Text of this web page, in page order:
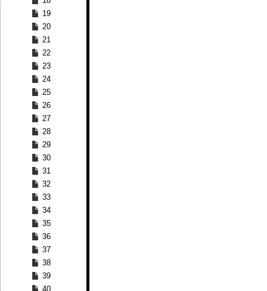
19
20
21
22
23
24
25
26
27
28
29
30
31
32
33
34
35
36
37
38
39
40